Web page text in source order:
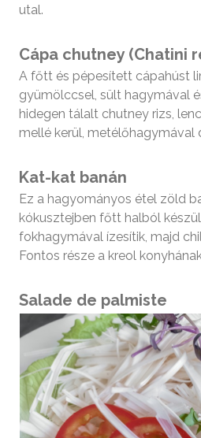
utal.
Cápa chutney (Chatini
A főtt és pépesített cápahúst
gyümölccsel, sült hagymával
hidegen tálalt chutney rizs,
mellé kerül, metélőhagymával
Kat-kat banán
Ez a hagyományos étel zöld
kókusztejben főtt halból
fokhagymával ízesítik, majd
Fontos része a kreol
Salade de palmiste